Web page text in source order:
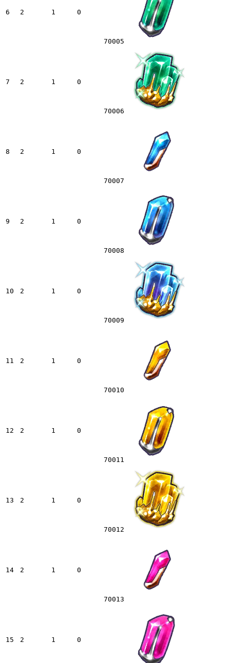
6 2 1 0
70005
7 2 1 0
70006
8 2 1 0
70007
9 2 1 0
70008
10 2 1 0
70009
11 2 1 0
70010
12 2 1 0
70011
13 2 1 0
70012
14 2 1 0
70013
15 2 1 0